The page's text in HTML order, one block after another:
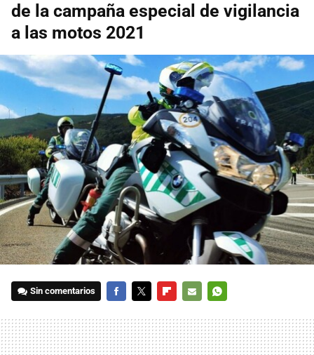
de la campaña especial de vigilancia
a las motos 2021
Sin comentarios
MAIL